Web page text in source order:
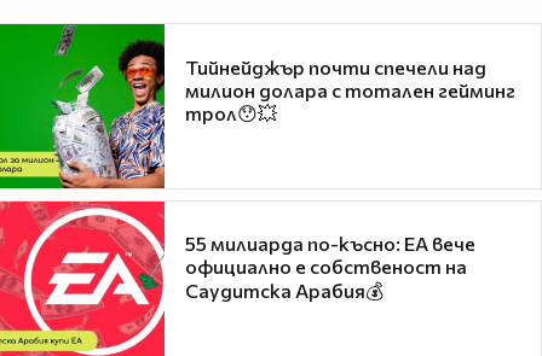
Тийнейджър почти спечели над
милион долара с тотален гейминг
трол😯💥
55 милиарда по-късно: EA вече
официално е собственост на
Саудитска Арабия💰